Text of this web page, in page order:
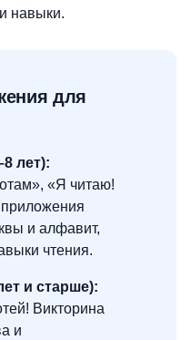
навыки.
для
лет):
«Я читаю!
и алфавит,
чтения.
и старше):
Викторина
и